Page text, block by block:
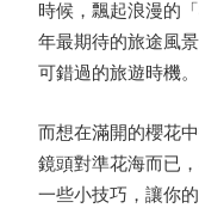
Life Inspirations
Exclusive
時候，飄起浪漫的
年最期待的旅途風
可錯過的旅遊時機。
而想在滿開的櫻花
鏡頭對準花海而已
一些小技巧，讓你